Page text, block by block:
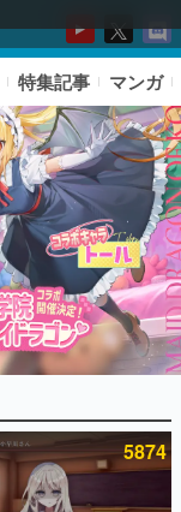
特集記事 マンガ
5874